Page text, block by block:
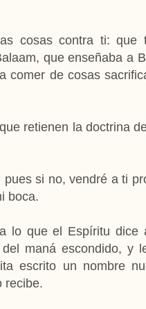
cosas contra ti:
que enseñaba a
comer de cosas
retienen la doctrina
si no, vendré a ti
boca.
lo que el Espíritu dice
maná escondido, y
escrito un nombre
recibe.